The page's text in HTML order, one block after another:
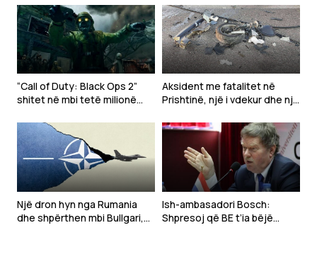
“Call of Duty: Black Ops 2”
shitet në mbi tetë milionë
Aksident me fatalitet në
Prishtinë, një i vdekur dhe një
Një dron hyn nga Rumania
dhe shpërthen mbi Bullgari,
Ish-ambasadori Bosch:
Shpresoj që BE t’ia bëjë